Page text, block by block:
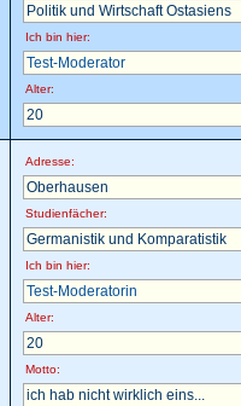
Politik und Wirtschaft Ostasiens
Ich bin hier:
Test-Moderator
Alter:
20
Adresse:
Oberhausen
Studienfächer:
Germanistik und Komparatistik
Ich bin hier:
Test-Moderatorin
Alter:
20
Motto:
ich hab nicht wirklich eins...